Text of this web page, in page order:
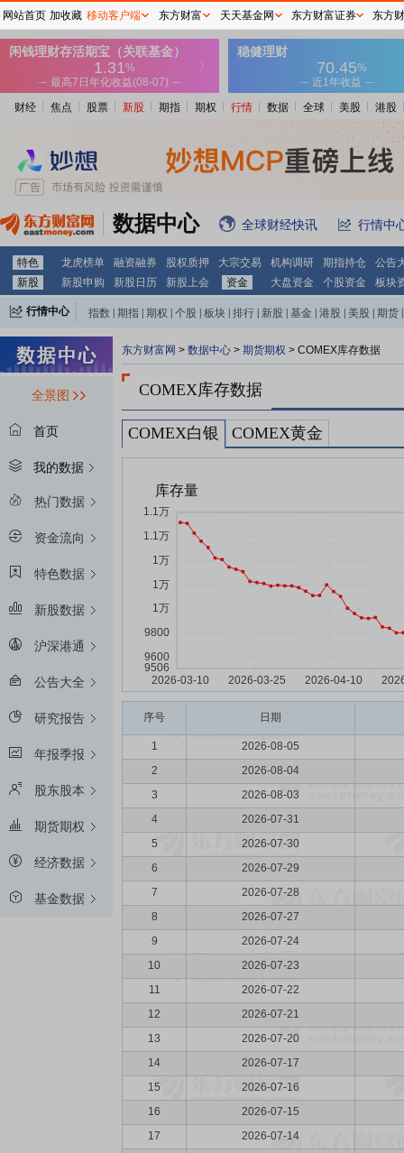
财经 焦点 股票 新股 期指 期权 行情 数据 全球 美股 港股
数据中心 全球财经快讯 行情中
特色 龙虎榜单 融资融券 股权质押 大宗交易 机构调研 期指持仓
公告
新股
新股申购 新股日历 新股上会 资金 大盘资金 个股资金 板块
行情中心 指数 期指 期权 个股 板块 排行 新股 基金 港股 美股 期货
全景图
首页
我的数据
热门数据
资金流向
特色数据
新股数据
沪深港通
公告大全
研究报告
年报季报
股东股本
期货期权
经济数据
基金数据
东方财富网 > 数据中心 > 期货期权 > COMEX库存数据
COMEX库存数据
COMEX白银 COMEX黄金
序号 日期
1
2026-08-05
2
2026-08-04
3
2026-08-03
4
2026-07-31
5
2026-07-30
6
2026-07-29
7
2026-07-28
8
2026-07-27
9
2026-07-24
10
2026-07-23
11
2026-07-22
12
2026-07-21
13
2026-07-20
14
2026-07-17
15
2026-07-16
16
2026-07-15
17
2026-07-14
网站首页 加收藏 移动客户端 东方财富 天天基金网 东方财富证券 东方